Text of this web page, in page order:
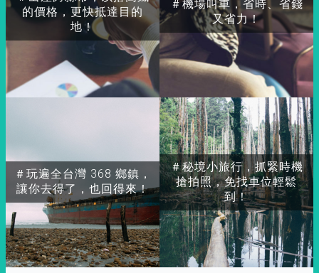
的價格，更快抵達目的
地！
＃玩遍全台灣 368 鄉鎮，
讓你去得了，也回得來！
＃秘境小旅行，抓緊時機
搶拍照，免找車位輕鬆
到！
＃機場叫車，省時、省錢
又省力！